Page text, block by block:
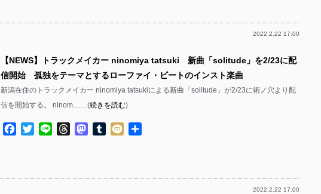
2022.2.22 17:00
【NEWS】トラックメイカー ninomiya tatsuki 新曲「solitude」を2/23に配
信開始 孤独をテーマとするローファイ・ビートのインスト楽曲
新潟在住のトラックメイカー ninomiya tatsukiによる新曲「solitude」が2/23に術ノ穴より配
信を開始する。 ninom……(続きを読む)
Facebook
TwitterLine ThreadsMastodon
TumblrMixi
2022.2.22 17:00